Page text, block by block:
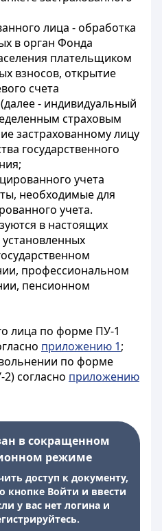
лица - обработка
в орган Фонда
плательщиком
взносов, открытие
счета
- индивидуальный
страховым
застрахованному лицу
государственного
учета
необходимые для
учета.
в настоящих
профессиональном
пенсионном
лица по форме ПУ-1
приложению 1;
по форме
согласно приложению
в сокращенном
режиме
доступ к документу,
кнопке Войти и ввести
у вас нет логина и